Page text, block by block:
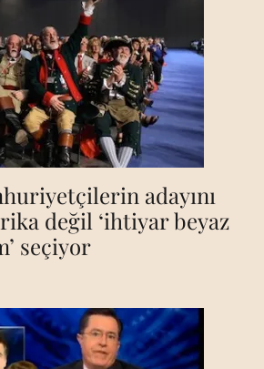
adayını
değil ‘ihtiyar beyaz
seçiyor